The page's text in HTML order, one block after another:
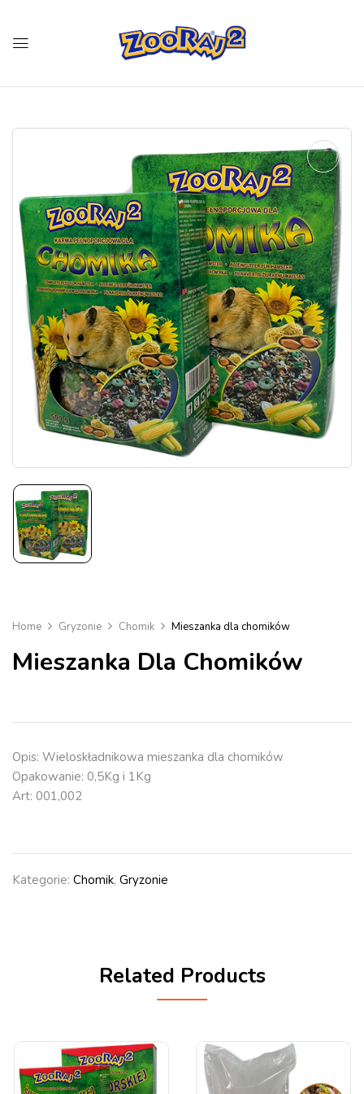
Home Gryzonie Chomik Mieszanka dla chomików
Mieszanka Dla Chomików
Opis: Wieloskładnikowa mieszanka dla chomików
Opakowanie: 0,5Kg i 1Kg
Art: 001,002
Kategorie: Chomik, Gryzonie
Related Products